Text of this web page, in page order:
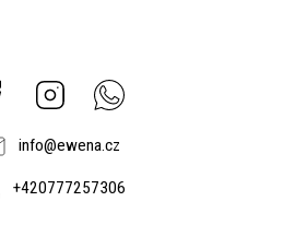
Facebook Instagram
info@ewena.cz
+420777257306